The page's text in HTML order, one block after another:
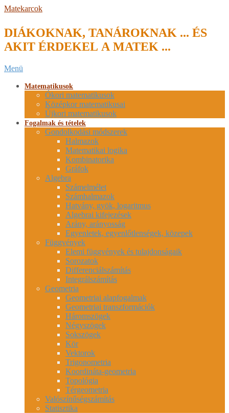
Skip
content
Matekarcok
DIÁKOKNAK, TANÁROKNAK ... ÉS
AKIT ÉRDEKEL A MATEK ...
Secondary
Menu
Menü
Matematikusok
Ókori matematikusok
Középkor matematikusai
Újkori matematikusok
Fogalmak és tételek
Gondolkodási módszerek
Halmazok
Matematikai logika
Kombinatorika
Gráfok
Algebra
Számelmélet
Számhalmazok
Hatvány, gyök, logaritmus
Algebrai kifejezések
Arány, arányosság
Egyenletek, egyenlőtlenségek, közepek
Függvények
Elemi függvények és tulajdonságaik
Sorozatok
Differenciálszámítás
Integrálszámítás
Geometria
Geometriai alapfogalmak
Geometriai transzformációk
Háromszögek
Négyszögek
Sokszögek
Kör
Vektorok
Trigonometria
Koordináta-geometria
Topológia
Térgeometria
Valószínűségszámítás
Statisztika